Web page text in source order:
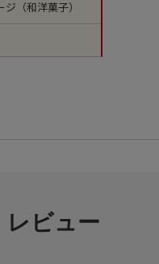
ジ（和洋菓子）
レビュー